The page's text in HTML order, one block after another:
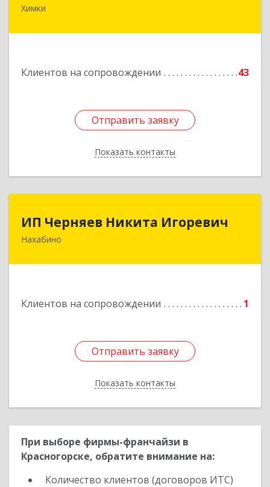
Химки
Клиентов на сопровождении 43
Отправить заявку
Показать контакты
141407, Московская обл, Химки г, Молодежная
Отправить заявку
Назад
ИП Черняев Никита Игоревич
Нахабино
Клиентов на сопровождении 1
Отправить заявку
Показать контакты
143430, Московская обл, Красногорский р-н,
Подробнее
Отправить заявку
Назад
При выборе фирмы-франчайзи в
Красногорске, обратите внимание на:
Количество клиентов (договоров ИТС)